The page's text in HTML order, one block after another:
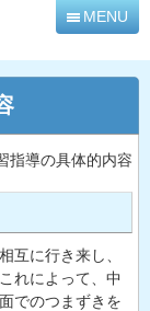
MENU
指導の具体的内容
互に行き来し、
れによって、中
でのつまずきを